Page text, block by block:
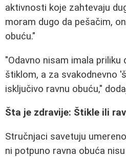
aktivnosti koje zahtevaju
moram dugo da pešačim,
obuću."
"Odavno nisam imala priliku
štiklom, a za svakodnevno
isključivo ravnu obuću,"
Šta je zdravije: Štikle ili
Stručnjaci savetuju
ni potpuno ravna obuća